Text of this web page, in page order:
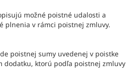
možné poistné udalosti a
plnenia v rámci poistnej zmluvy.
poistnej sumy uvedenej v poistke
dodatku, ktorú podľa poistnej zmluvy